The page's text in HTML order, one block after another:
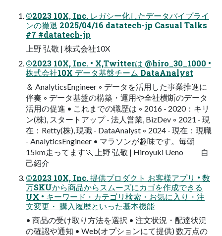
©2023 10X, Inc. レガシー化したデータパイプライ
ンの撤退 2025/04/16 datatech-jp Casual Talks
#7 #datatech-jp
上野 弘敬 | 株式会社10X
©2023 10X, Inc. • X,Twitterは @hiro_30_1000 •
株式会社10X データ基盤チーム DataAnalyst
＆ AnalyticsEngineer ◦ データを活用した事業推進に
伴奏 ◦ データ基盤の構築・運用や全社横断のデータ
活用の促進 • これまでの職歴は ◦ 2016 - 2020：キリ
ン(株), スタートアップ - 法人営業, BizDev ◦ 2021 - 現
在：Retty(株), 現職 - DataAnalyst ◦ 2024 - 現在：現職
- AnalyticsEngineer • マラソンが趣味です。毎朝
15km走ってます🏃 上野 弘敬 | Hiroyuki Ueno 自
己紹介
©2023 10X, Inc. 提供プロダクト お客様アプリ • 数
万SKUから商品からスムーズにカゴを作成できる
UX • キーワード・カテゴリ検索・お気に入り・注
文変更・ 購入履歴といった基本機能
• 商品の受け取り方法を選択 • 注文状況・配達状況
の確認や通知 • Web(オプションにて提供) 数万点の